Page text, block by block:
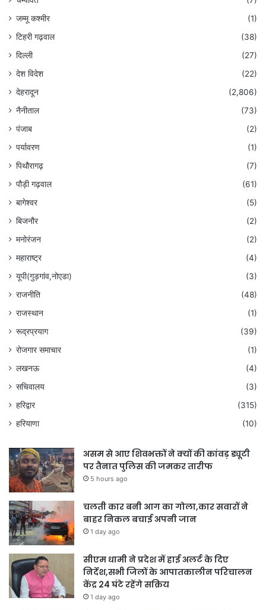
जम्मू कश्मीर
(1)
टिहरी गढ़वाल
(38)
दिल्ली
(27)
देश विदेश
(22)
देहरादून
(2,806)
नैनीताल
(73)
पंजाब
(2)
पर्यावरण
(1)
पिथौरागढ़
(7)
पौड़ी गढ़वाल
(61)
बागेश्वर
(5)
बिजनौर
(2)
मनोरंजन
(2)
महाराष्ट्र
(4)
यूपी(गुड़गांव,नोएडा)
(3)
राजनीति
(48)
राजस्थान
(1)
रूद्रप्रयाग
(39)
रोजगार समाचार
(1)
लखनऊ
(4)
सचिवालय
(3)
हरिद्वार
(315)
हरियाणा
(10)
असम से आए शिवभक्तों ने क्यों की कांवड़ ड्यूटी
पर तैनात पुलिस की जमकर तारीफ
5 hours ago
चलती कार बनी आग का गोला,कार सवारों ने
बाहर निकल बचाई अपनी जान
1 day ago
सीएम धामी ने प्रदेश में हाई अलर्ट के दिए
निर्देश,सभी जिलों के आपातकालीन परिचालन
केंद्र 24 घंटे रहेंगे सक्रिय
1 day ago